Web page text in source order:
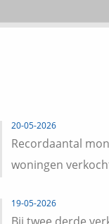
20-05-2026
Recordaantal
woningen
19-05-2026